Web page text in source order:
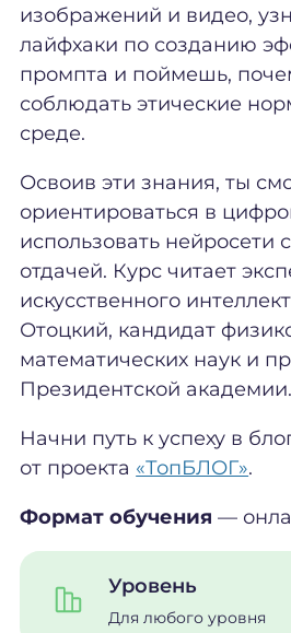
изображений и видео,
лайфхаки по созданию
промпта и поймешь,
соблюдать этические
среде.
Освоив эти знания, ты
ориентироваться в
использовать нейросети
отдачей. Курс читает
искусственного
Отоцкий, кандидат
математических наук и
Президентской академии.
Начни путь к успеху в
от проекта «ТопБЛОГ».
Формат обучения —
Уровень
Для любого уровня